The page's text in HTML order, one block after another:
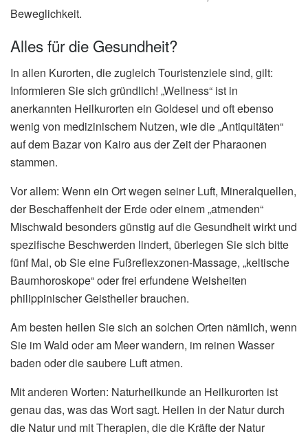
Beweglichkeit.
Alles für die Gesundheit?
In allen Kurorten, die zugleich Touristenziele sind, gilt:
Informieren Sie sich gründlich! „Wellness“ ist in
anerkannten Heilkurorten ein Goldesel und oft ebenso
wenig von medizinischem Nutzen, wie die „Antiquitäten“
auf dem Bazar von Kairo aus der Zeit der Pharaonen
stammen.
Vor allem: Wenn ein Ort wegen seiner Luft, Mineralquellen,
der Beschaffenheit der Erde oder einem „atmenden“
Mischwald besonders günstig auf die Gesundheit wirkt und
spezifische Beschwerden lindert, überlegen Sie sich bitte
fünf Mal, ob Sie eine Fußreflexzonen-Massage, „keltische
Baumhoroskope“ oder frei erfundene Weisheiten
philippinischer Geistheiler brauchen.
Am besten heilen Sie sich an solchen Orten nämlich, wenn
Sie im Wald oder am Meer wandern, im reinen Wasser
baden oder die saubere Luft atmen.
Mit anderen Worten: Naturheilkunde an Heilkurorten ist
genau das, was das Wort sagt. Heilen in der Natur durch
die Natur und mit Therapien, die die Kräfte der Natur